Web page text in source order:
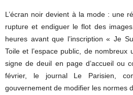
L’écran noir devient à la mode : une
rupture et endiguer le flot des
heures avant que l’inscription « Je
Toile et l’espace public, de nombreux
signe de deuil en page d’accueil ou
février, le journal Le Parisien,
gouvernement de modifier les normes